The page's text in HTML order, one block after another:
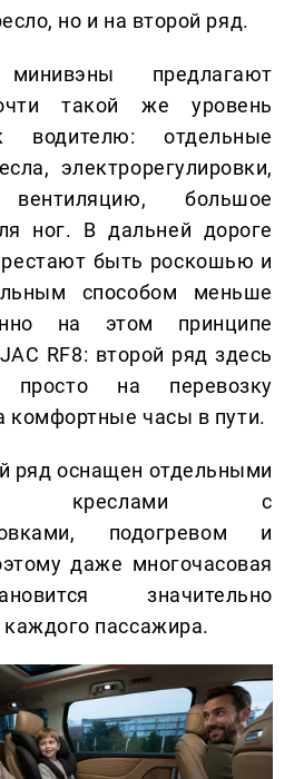
но и на второй ряд.
предлагают
такой же уровень
водителю: отдельные
электрорегулировки,
большое
ног. В дальней дороге
быть роскошью и
способом меньше
на этом принципе
RF8: второй ряд здесь
просто на перевозку
комфортные часы в пути.
ряд оснащен отдельными
креслами с
подогревом и
даже многочасовая
значительно
пассажира.